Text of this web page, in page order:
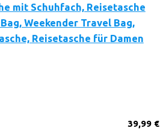
mit Schuhfach, Reisetasche
Weekender Travel Bag,
Reisetasche für Damen
39,99 €